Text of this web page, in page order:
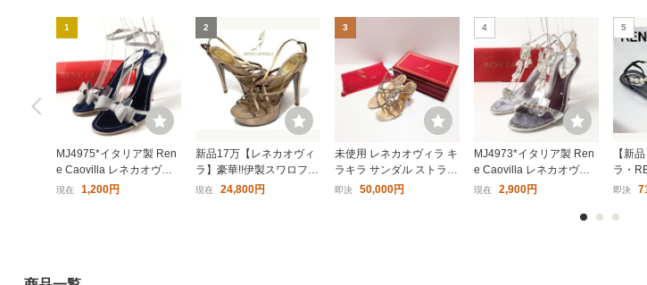
1
MJ4975*イタリア製 Ren
e Caovilla レネカオヴィ
ラ 38(24.5cm相当) サテン
現在 1,200円
2
新品17万【レネカオヴィ
ラ】豪華!!伊製スワロフス
キーサンダル
現在 24,800円
3
未使用 レネカオヴィラ キ
ラキラ サンダル ストラッ
プ ゴールド 36 rene caovi
即決 50,000円
4
MJ4973*イタリア製 Ren
e Caovilla レネカオヴィ
ラ 37(24cm相当) フェイ
装飾 アンクルストラップ
現在 2,900円
5
【新
ラ・
ール
即決